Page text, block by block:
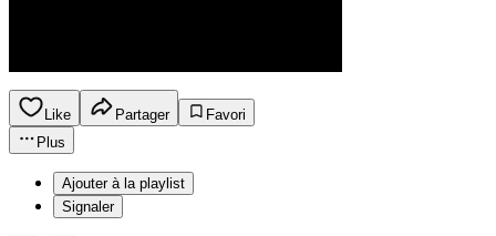
Like Partager
Favori
Plus
Ajouter à la playlist
Signaler